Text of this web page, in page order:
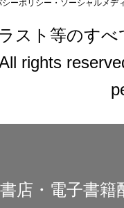
シーポリシー・ソーシャルメデ
スト等のす
rights
店・電子書